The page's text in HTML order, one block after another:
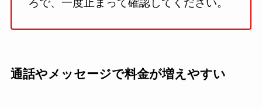
ろで、一度止まって確認してください。
通話やメッセージで料金が増えやすい